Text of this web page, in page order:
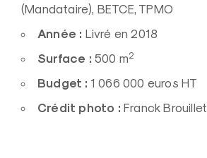
(Mandataire), BETCE, TPMO
Année : Livré en 2018
Surface : 500 m2
Budget : 1 066 000 euros HT
Crédit photo : Franck Brouillet